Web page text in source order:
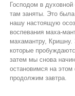
Господом в
там заняты. Это
нашу настоящую
воспевания маха-
махамантру, Кришну.
которые
затем мы снова
остановимся на
продолжим завтра.